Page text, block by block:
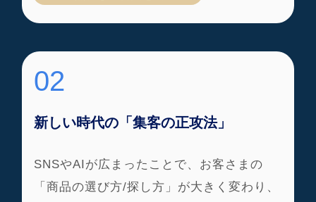
02
新しい時代の「集客の正攻法」
SNSやAIが広まったことで、お客さまの
「商品の選び方/探し方」が大きく変わり、